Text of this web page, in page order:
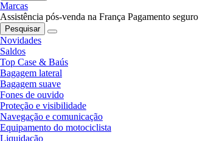
Marcas
Assistência pós-venda na França Pagamento seguro
Pesquisar
Novidades
Saldos
Top Case & Baús
Bagagem lateral
Bagagem suave
Fones de ouvido
Proteção e visibilidade
Navegação e comunicação
Equipamento do motociclista
Liquidação